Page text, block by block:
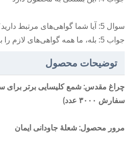
سوال 5: آیا شما گواهی‌های مرتبط دارید؟
جواب 5: بله، ما همه گواهی‌های لازم را برای محصولاتمان داریم
توضیحات محصول
چراغ مقدس: شمع کلیسایی برتر
سفارش ۳۰۰۰ عدد)
مرور محصول: شعلهٔ جاودانی ایمان